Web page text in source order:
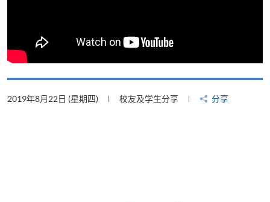
2019年8月22日 (星期四) 校友及学生分享 分享